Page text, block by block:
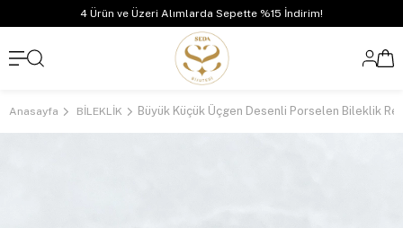
4 Ürün ve Üzeri Alımlarda Sepette %15 İndirim!
Anasayfa BİLEKLİK Büyük Küçük Üçgen Desenli Porselen Bileklik